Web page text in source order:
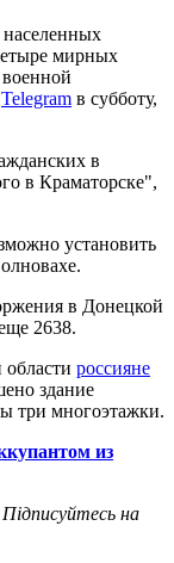
населенных
мирных
Telegram в субботу,
в
в Краматорске",
установить
в Донецкой
2638.
россияне
здание
три многоэтажки.
из
на